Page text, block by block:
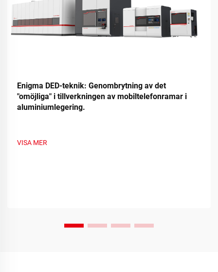
Enigma DED-teknik: Genombrytning av det
"omöjliga" i tillverkningen av mobiltelefonramar i
aluminiumlegering.
VISA MER